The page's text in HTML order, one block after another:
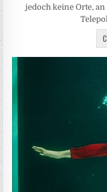
jedoch keine Orte,